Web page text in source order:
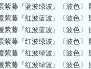
紫藤『蓝波绿波』〔波色〕
紫藤『红波蓝波』〔波色〕
紫藤『红波蓝波』〔波色〕
紫藤『红波绿波』〔波色〕
紫藤『红波绿波』〔波色〕
紫藤『红波绿波』〔波色〕